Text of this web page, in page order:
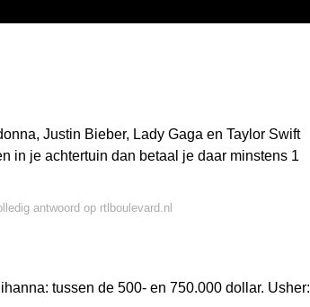
Justin Bieber, Lady Gaga en Taylor Swift
in je achtertuin dan betaal je daar minstens 1
antwoord op rtlboulevard.nl
tussen de 500- en 750.000 dollar. Usher: